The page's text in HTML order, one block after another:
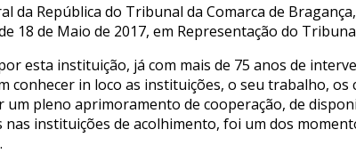
da República do Tribunal da Comarca de
18 de Maio de 2017, em Representação do
esta instituição, já com mais de 75 anos de
in loco as instituições, o seu trabalho, os
pleno aprimoramento de cooperação, de
instituições de acolhimento, foi um dos